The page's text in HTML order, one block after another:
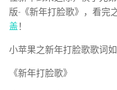
版-《新年打脸歌》，看完
盖 ！
小苹果之新年打脸歌歌词如
《新年打脸歌》